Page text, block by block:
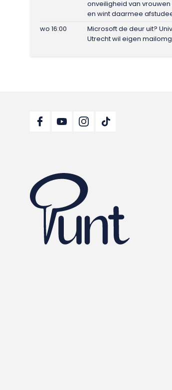
onveiligheid van
en wint daarmee
wo 16:00
Microsoft de deur uit?
Utrecht wil eigen